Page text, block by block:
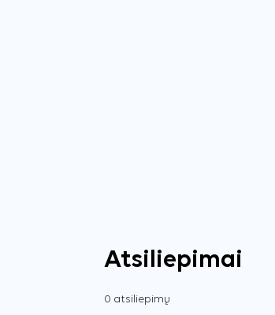
Atsiliepimai
0 atsiliepimų